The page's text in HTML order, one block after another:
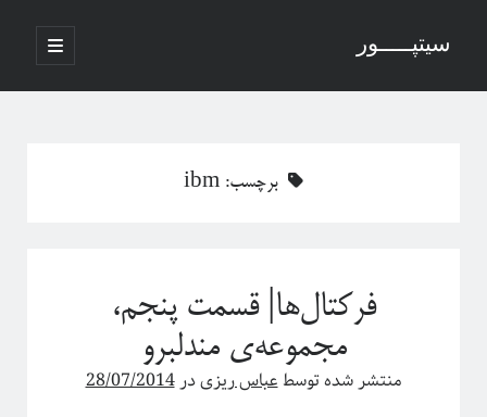
سیتپـــــور
باز
کردن
اصلی
نوار
درباره سامانه‌های پیچیده
منظور ما از پدیدارگی یا امرجنس در سیستم‌های پیچیده چیه؟
فلسفه ترکیب یا فرایند مکانیکی خلق یک اثر هنری
پاره شدن نخ‌های واسطه بین چند جرم آویزان
برچسب: ibm
فرکتال‌ها| قسمت پنجم،
مجموعه‌ی مندلبرو
منتشر شده توسطعباس ریزیدر28/07/2014